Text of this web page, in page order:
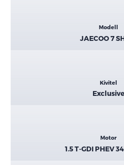
Modell
JAECOO 7
Kivitel
Exclusive
Motor
1.5 T-GDI PHEV